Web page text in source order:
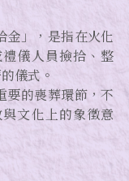
金」，是指在火化
儀人員撿拾、整
儀式。
要的喪葬環節，不
文化上的象徵意